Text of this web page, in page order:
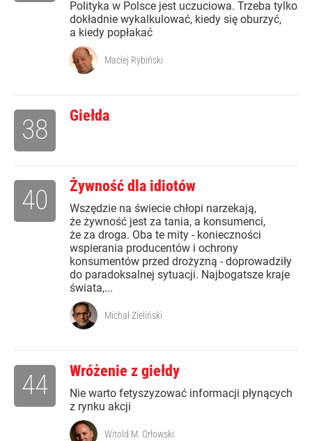
Polityka w Polsce jest uczuciowa. Trzeba tylko
dokładnie wykalkulować, kiedy się oburzyć,
a kiedy popłakać
Maciej Rybiński
Giełda
38
Żywność dla idiotów
Wszędzie na świecie chłopi narzekają,
że żywność jest za tania, a konsumenci,
że za droga. Oba te mity - konieczności
wspierania producentów i ochrony
konsumentów przed drożyzną - doprowadziły
do paradoksalnej sytuacji. Najbogatsze kraje
świata,...
40
Michał Zieliński
Wróżenie z giełdy
Nie warto fetyszyzować informacji płynących
z rynku akcji
44
Witold M. Orłowski